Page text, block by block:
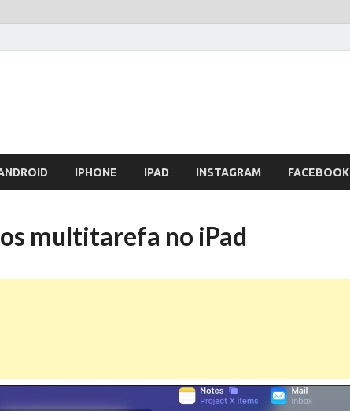
IPHONE IPAD INSTAGRAM FACEBOOK
multitarefa no iPad